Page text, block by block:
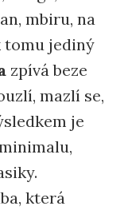
mbiru, na
tomu jediný
zpívá beze
mazlí se,
je
která